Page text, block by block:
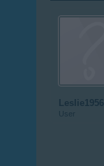
Leslie1956
User